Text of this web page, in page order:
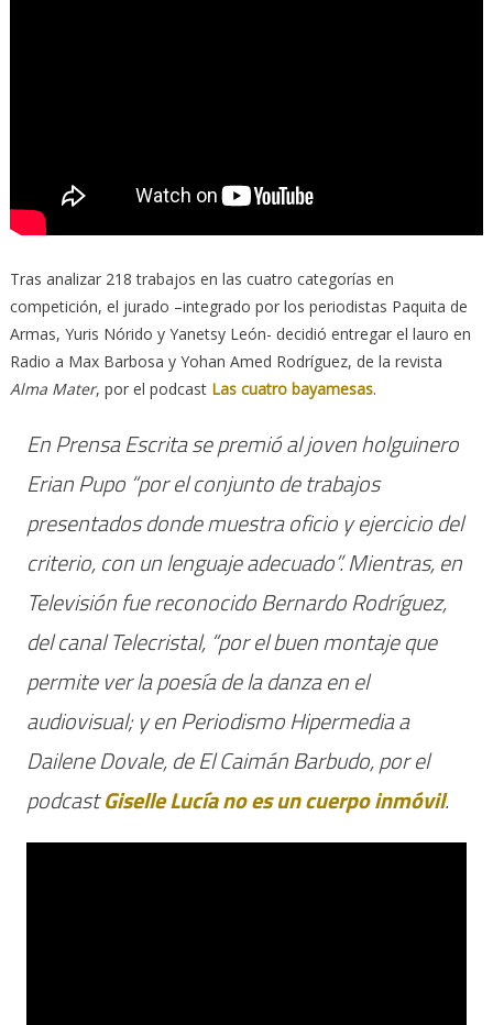
Tras analizar 218 trabajos en las cuatro categorías en
competición, el jurado –integrado por los periodistas Paquita de
Armas, Yuris Nórido y Yanetsy León- decidió entregar el lauro en
Radio a Max Barbosa y Yohan Amed Rodríguez, de la revista
Alma Mater, por el podcast Las cuatro bayamesas.
En Prensa Escrita se premió al joven holguinero
Erian Pupo “por el conjunto de trabajos
presentados donde muestra oficio y ejercicio del
criterio, con un lenguaje adecuado”. Mientras, en
Televisión fue reconocido Bernardo Rodríguez,
del canal Telecristal, “por el buen montaje que
permite ver la poesía de la danza en el
audiovisual; y en Periodismo Hipermedia a
Dailene Dovale, deEl Caimán Barbudo, por el
podcastGiselle Lucía no es un cuerpo inmóvil.